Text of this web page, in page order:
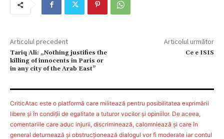
Articolul precedent
Tariq Ali: „Nothing justifies the
killing of innocents in Paris or
in any city of the Arab East”
Articolul următor
Ce e ISIS
CriticAtac este o platformă care militează pentru posibilitatea exprimării
libere şi în condiţii de egalitate a tuturor vocilor şi opiniilor. De aceea,
comentariile care aduc injurii, discriminează, calomniează şi care în
general deturnează şi obstrucţionează dialogul vor fi moderate iar contul